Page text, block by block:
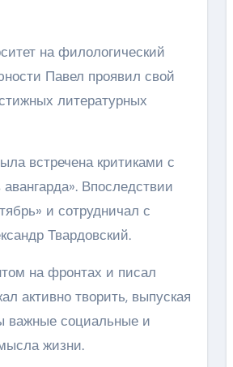
на филологический
Павел проявил свой
литературных
встречена критиками с
Впоследствии
и сотрудничал с
Твардовский.
на фронтах и писал
активно творить, выпуская
важные социальные и
жизни.